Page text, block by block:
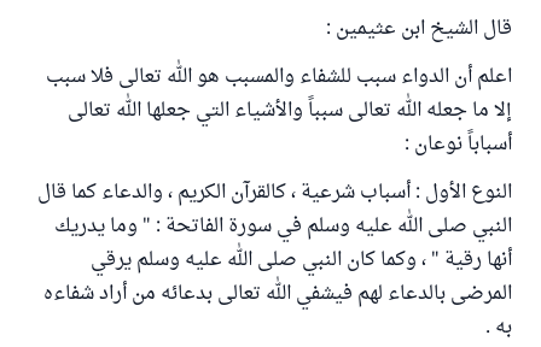
قال الشيخ ابن عثيمين :
اعلم أن الدواء سبب للشفاء والمسبب هو الله تعالى فلا سبب
إلا ما جعله الله تعالى سبباً والأشياء التي جعلها الله تعالى
أسباباً نوعان :
النوع الأول : أسباب شرعية ، كالقرآن الكريم ، والدعاء كما قال
النبي صلى الله عليه وسلم في سورة الفاتحة : " وما يدريك
أنها رقية " ، وكما كان النبي صلى الله عليه وسلم يرقي
المرضى بالدعاء لهم فيشفي الله تعالى بدعائه من أراد شفاءه
به .